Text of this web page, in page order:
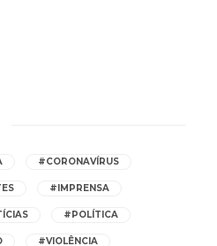
#CORONAVÍRUS
#IMPRENSA
#POLÍTICA
#VIOLÊNCIA